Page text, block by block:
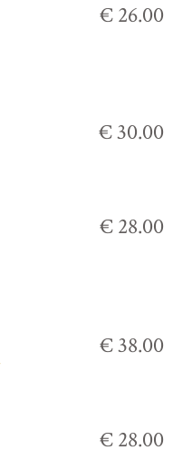
€ 26.00
€ 30.00
€ 28.00
€ 38.00
€ 28.00